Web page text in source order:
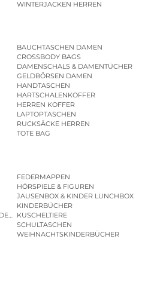
WINTERJACKEN HERREN
BAUCHTASCHEN DAMEN
CROSSBODY BAGS
DAMENSCHALS & DAMENTÜCHER
GELDBÖRSEN DAMEN
HANDTASCHEN
HARTSCHALENKOFFER
HERREN KOFFER
LAPTOPTASCHEN
RUCKSÄCKE HERREN
TOTE BAG
FEDERMAPPEN
HÖRSPIELE & FIGUREN
JAUSENBOX & KINDER LUNCHBOX
KINDERBÜCHER
| KINDERGARTENBEUTEL
KUSCHELTIERE
SCHULTASCHEN
WEIHNACHTSKINDERBÜCHER